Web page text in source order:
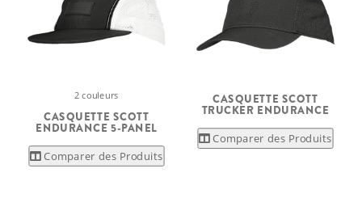
2 couleurs
CASQUETTE SCOTT
ENDURANCE 5-PANEL
Comparer des Produits
CASQUETTE SCOTT
TRUCKER ENDURANCE
Comparer des Produits